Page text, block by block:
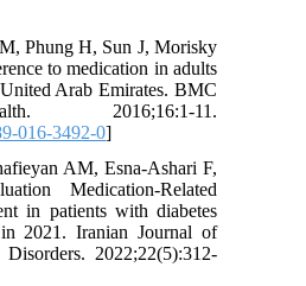
Phung H, Sun J, Morisky
to medication in adults
United Arab Emirates. BMC
2016;16:1-11.
016-3492-0
AM, Esna-Ashari F,
Medication-Related
in patients with diabetes
in 2021. Iranian Journal of
Disorders. 2022;22(5):312-